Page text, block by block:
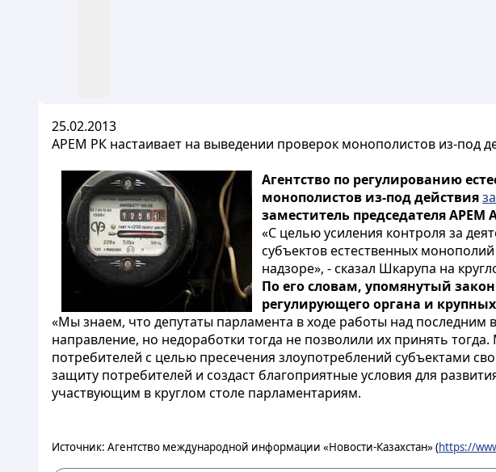
25.02.2013
АРЕМ РК настаивает на выведении проверок монополистов из-под
Агентство по регулированию
монополистов из-под действия
заместитель председателя
«С целью усиления контроля за
субъектов естественных
надзоре», - сказал Шкарупа на
По его словам, упомянутый
регулирующего органа и
«Мы знаем, что депутаты парламента в ходе работы над последним
направление, но недоработки тогда не позволили их принять
потребителей с целью пресечения злоупотреблений субъектами
защиту потребителей и создаст благоприятные условия для
участвующим в круглом столе парламентариям.
Источник: Агентство международной информации «Новости-Казахстан» (https://